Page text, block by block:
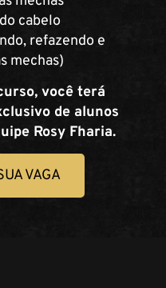
cabelo
refazendo e
mechas)
você terá
de alunos
Rosy Fharia.
VAGA